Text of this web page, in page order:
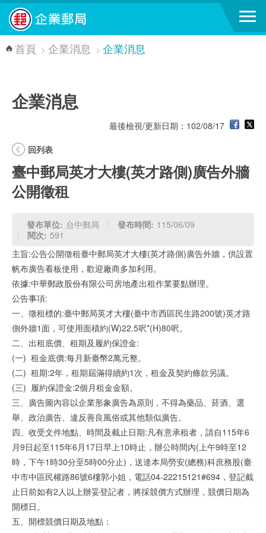
跳到主要內容區塊
首頁 > 企業消息 > 企業消息
企業消息
最後檢視/更新日期：102/08/17
回列表
臺中郵局英才大樓(英才路側)廣告外牆
公開徵租
發布單位: 台中郵局 發布時間: 115/06/09
閱次: 591
主旨:公告公開徵租臺中郵局英才大樓(英才路側)廣告外牆，供設置
帆布廣告看板使用，歡迎廠商多加利用。
依據:中華郵政股份有限公司房地產出租作業要點辦理。
公告事項:
一、徵租標的:臺中郵局英才大樓(臺中市西區民生路200號)英才路
側外牆1面，可使用面積約(W)22.5呎*(H)80呎。
二、出租底價、租期及履約保證金:
(一) 租金底價:每月新臺幣2萬元整。
(二) 租期:2年，租期屆滿得續約1次，租金及契約條款另議。
(三) 履約保證金:2個月租金金額。
三、廣告圖內容以企業形象廣告為原則，不得為藥品、菸酒、選
舉、政治廣告、違反善良風俗或其他類似廣告。
四、收受文件地點、時間及截止日期:凡有意承租者，請自115年6
月9日起至115年6月17日早上10時止，辦公時間內(上午9時至12
時，下午1時30分至5時00分止)，送達本局勞安(總務)科庶務股(臺
中市中區民權路86號6樓郭小姐，電話04-22215121#694，登記截
止日前如有2人以上辦妥登記者，將採競價方式辦理，競價日期為
開標日。
五、開標競價日期及地點：